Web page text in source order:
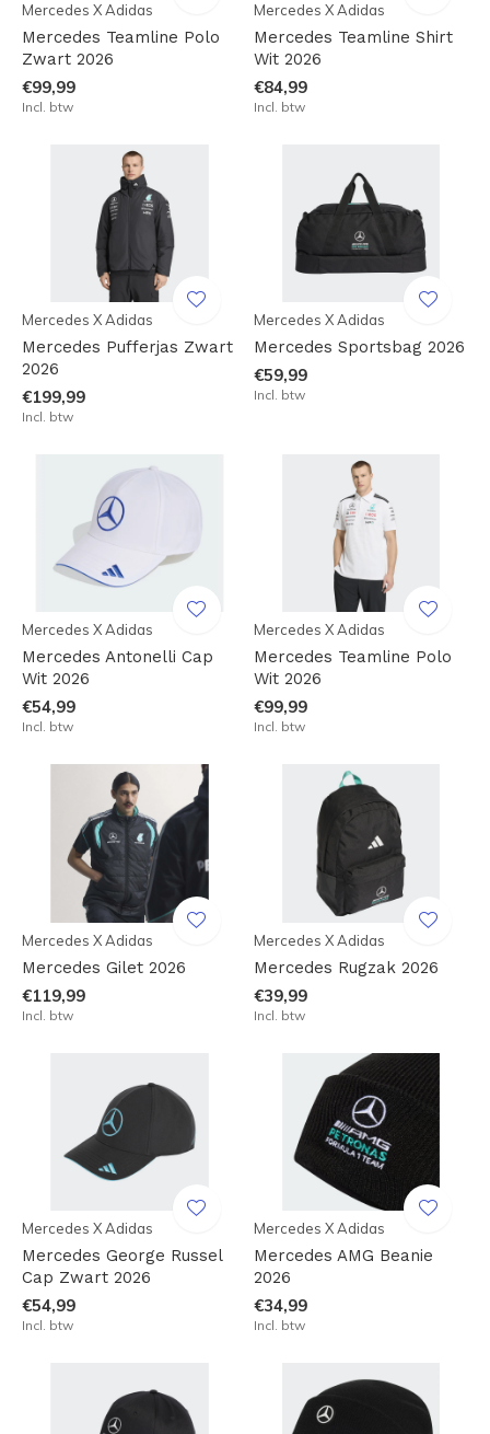
Mercedes X Adidas
Mercedes Teamline Polo
Zwart 2026
€99,99
Incl. btw
Mercedes X Adidas
Mercedes Teamline Shirt
Wit 2026
€84,99
Incl. btw
Mercedes X Adidas
Mercedes Pufferjas Zwart
2026
€199,99
Incl. btw
Mercedes X Adidas
Mercedes Sportsbag 2026
€59,99
Incl. btw
Mercedes X Adidas
Mercedes Antonelli Cap
Wit 2026
€54,99
Incl. btw
Mercedes X Adidas
Mercedes Teamline Polo
Wit 2026
€99,99
Incl. btw
Mercedes X Adidas
Mercedes Gilet 2026
€119,99
Incl. btw
Mercedes X Adidas
Mercedes Rugzak 2026
€39,99
Incl. btw
Mercedes X Adidas
Mercedes George Russel
Cap Zwart 2026
€54,99
Incl. btw
Mercedes X Adidas
Mercedes AMG Beanie
2026
€34,99
Incl. btw